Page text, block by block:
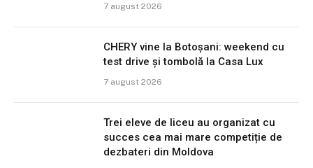
7 august 2026
CHERY vine la Botoșani: weekend cu
test drive și tombolă la Casa Lux
7 august 2026
Trei eleve de liceu au organizat cu
succes cea mai mare competiție de
dezbateri din Moldova